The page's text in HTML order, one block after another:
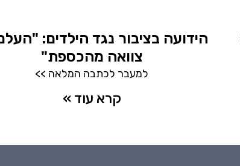
הידועה בציבור נגד הילדים:
צוואה מהכספת"
למעבר לכתבה המלאה >>
קרא עוד »